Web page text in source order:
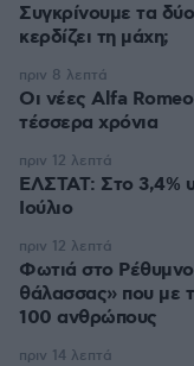
Συγκρίνουμε τα
κερδίζει τη μάχη;
Οι νέες Alfa
τέσσερα χρόνια
πριν 8 λεπτά
ΕΛΣΤΑΤ: Στο 3,4%
Ιούλιο
πριν 12 λεπτά
Φωτιά στο
θάλασσας» που με
100 ανθρώπους
πριν 12 λεπτά
πριν 14 λεπτά